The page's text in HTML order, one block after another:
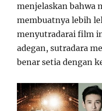
menjelaskan bahwa
membuatnya lebih
menyutradarai film
adegan, sutradara
benar setia dengan